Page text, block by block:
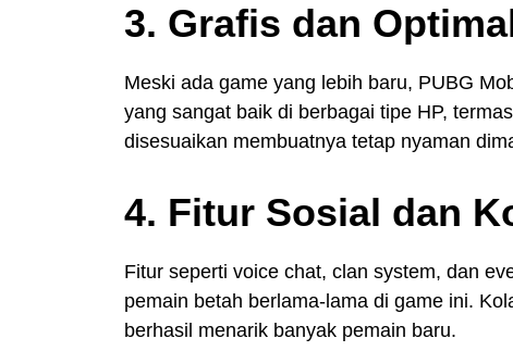
3. Grafis dan
Meski ada game yang lebih baru, PUBG
yang sangat baik di berbagai tipe HP,
disesuaikan membuatnya tetap nyaman
4. Fitur Sosial dan
Fitur seperti voice chat, clan system, dan
pemain betah berlama-lama di game ini.
berhasil menarik banyak pemain baru.